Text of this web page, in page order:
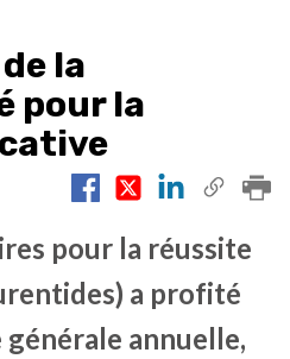
la
pour la
pour la réussite
a profité
générale annuelle,